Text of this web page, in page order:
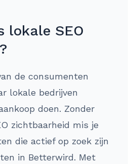
lokale SEO
de consumenten
lokale bedrijven
doen. Zonder
zichtbaarheid mis je
die actief op zoek zijn
in Betterwird. Met